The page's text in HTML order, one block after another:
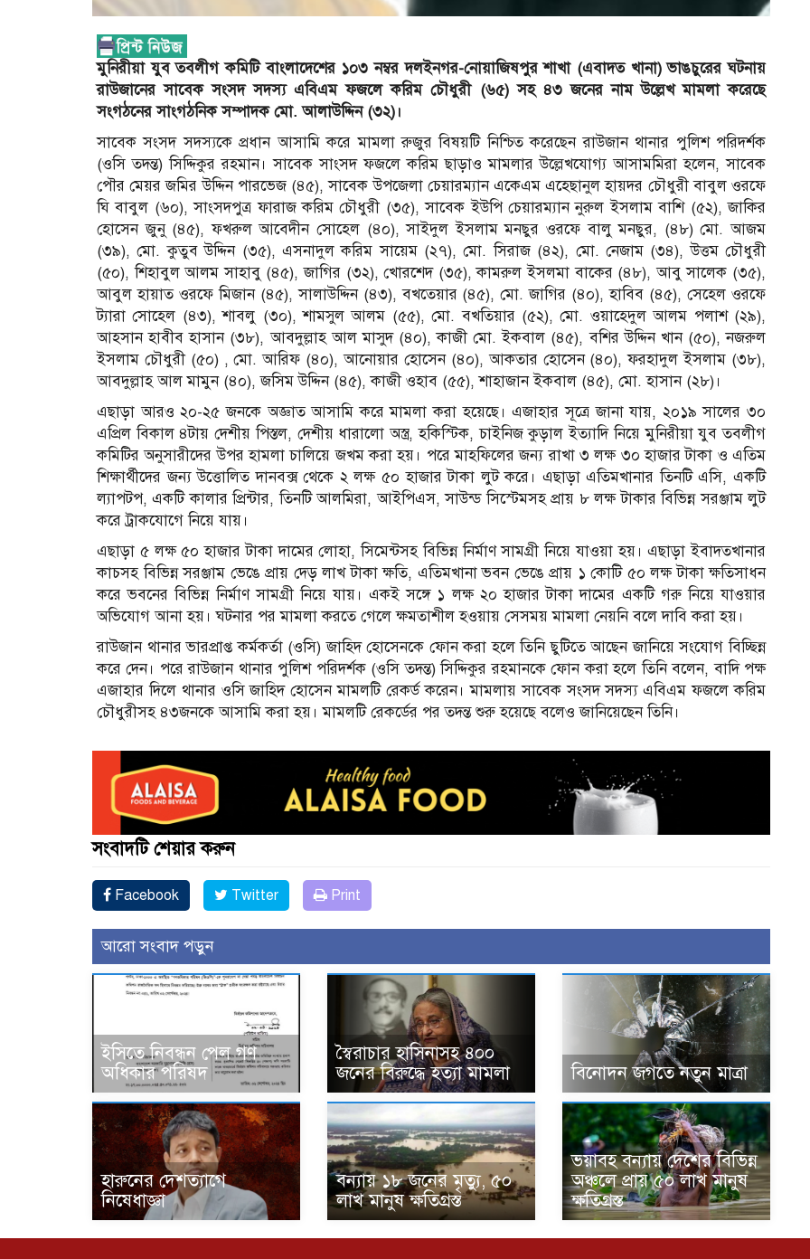
মুনিরীয়া যুব তবলীগ কমিটি বাংলাদেশের ১০৩ নম্বর দলইনগর-নোয়াজিষপুর শাখা (এবাদত খানা) ভাঙচুরের ঘটনায়
রাউজানের সাবেক সংসদ সদস্য এবিএম ফজলে করিম চৌধুরী (৬৫) সহ ৪৩ জনের নাম উল্লেখ মামলা করেছে
সংগঠনের সাংগঠনিক সম্পাদক মো. আলাউদ্দিন (৩২)।
সাবেক সংসদ সদস্যকে প্রধান আসামি করে মামলা রুজুর বিষয়টি নিশ্চিত করেছেন রাউজান থানার পুলিশ পরিদর্শক
(ওসি তদন্ত) সিদ্দিকুর রহমান। সাবেক সাংসদ ফজলে করিম ছাড়াও মামলার উল্লেখযোগ্য আসামমিরা হলেন, সাবেক
পৌর মেয়র জমির উদ্দিন পারভেজ (৪৫), সাবেক উপজেলা চেয়ারম্যান একেএম এহেছানুল হায়দর চৌধুরী বাবুল ওরফে
ঘি বাবুল (৬০), সাংসদপুত্র ফারাজ করিম চৌধুরী (৩৫), সাবেক ইউপি চেয়ারম্যান নুরুল ইসলাম বাশি (৫২), জাকির
হোসেন জুনু (৪৫), ফখরুল আবেদীন সোহেল (৪০), সাইদুল ইসলাম মনছুর ওরফে বালু মনছুর, (৪৮) মো. আজম
(৩৯), মো. কুতুব উদ্দিন (৩৫), এসনাদুল করিম সায়েম (২৭), মো. সিরাজ (৪২), মো. নেজাম (৩৪), উত্তম চৌধুরী
(৫০), শিহাবুল আলম সাহাবু (৪৫), জাগির (৩২), খোরশেদ (৩৫), কামরুল ইসলমা বাকের (৪৮), আবু সালেক (৩৫),
আবুল হায়াত ওরফে মিজান (৪৫), সালাউদ্দিন (৪৩), বখতেয়ার (৪৫), মো. জাগির (৪০), হাবিব (৪৫), সেহেল ওরফে
ট্যারা সোহেল (৪৩), শাবলু (৩০), শামসুল আলম (৫৫), মো. বখতিয়ার (৫২), মো. ওয়াহেদুল আলম পলাশ (২৯),
আহসান হাবীব হাসান (৩৮), আবদুল্লাহ আল মাসুদ (৪০), কাজী মো. ইকবাল (৪৫), বশির উদ্দিন খান (৫০), নজরুল
ইসলাম চৌধুরী (৫০) , মো. আরিফ (৪০), আনোয়ার হোসেন (৪০), আকতার হোসেন (৪০), ফরহাদুল ইসলাম (৩৮),
আবদুল্লাহ আল মামুন (৪০), জসিম উদ্দিন (৪৫), কাজী ওহাব (৫৫), শাহাজান ইকবাল (৪৫), মো. হাসান (২৮)।
এছাড়া আরও ২০-২৫ জনকে অজ্ঞাত আসামি করে মামলা করা হয়েছে। এজাহার সূত্রে জানা যায়, ২০১৯ সালের ৩০
এপ্রিল বিকাল ৪টায় দেশীয় পিস্তল, দেশীয় ধারালো অস্ত্র, হকিস্টিক, চাইনিজ কুড়াল ইত্যাদি নিয়ে মুনিরীয়া যুব তবলীগ
কমিটির অনুসারীদের উপর হামলা চালিয়ে জখম করা হয়। পরে মাহফিলের জন্য রাখা ৩ লক্ষ ৩০ হাজার টাকা ও এতিম
শিক্ষার্থীদের জন্য উত্তোলিত দানবক্স থেকে ২ লক্ষ ৫০ হাজার টাকা লুট করে। এছাড়া এতিমখানার তিনটি এসি, একটি
ল্যাপটপ, একটি কালার প্রিন্টার, তিনটি আলমিরা, আইপিএস, সাউন্ড সিস্টেমসহ প্রায় ৮ লক্ষ টাকার বিভিন্ন সরঞ্জাম লুট
করে ট্রাকযোগে নিয়ে যায়।
এছাড়া ৫ লক্ষ ৫০ হাজার টাকা দামের লোহা, সিমেন্টসহ বিভিন্ন নির্মাণ সামগ্রী নিয়ে যাওয়া হয়। এছাড়া ইবাদতখানার
কাচসহ বিভিন্ন সরঞ্জাম ভেঙে প্রায় দেড় লাখ টাকা ক্ষতি, এতিমখানা ভবন ভেঙে প্রায় ১ কোটি ৫০ লক্ষ টাকা ক্ষতিসাধন
করে ভবনের বিভিন্ন নির্মাণ সামগ্রী নিয়ে যায়। একই সঙ্গে ১ লক্ষ ২০ হাজার টাকা দামের একটি গরু নিয়ে যাওয়ার
অভিযোগ আনা হয়। ঘটনার পর মামলা করতে গেলে ক্ষমতাশীল হওয়ায় সেসময় মামলা নেয়নি বলে দাবি করা হয়।
রাউজান থানার ভারপ্রাপ্ত কর্মকর্তা (ওসি) জাহিদ হোসেনকে ফোন করা হলে তিনি ছুটিতে আছেন জানিয়ে সংযোগ বিচ্ছিন্ন
করে দেন। পরে রাউজান থানার পুলিশ পরিদর্শক (ওসি তদন্ত) সিদ্দিকুর রহমানকে ফোন করা হলে তিনি বলেন, বাদি পক্ষ
এজাহার দিলে থানার ওসি জাহিদ হোসেন মামলটি রেকর্ড করেন। মামলায় সাবেক সংসদ সদস্য এবিএম ফজলে করিম
চৌধুরীসহ ৪৩জনকে আসামি করা হয়। মামলটি রেকর্ডের পর তদন্ত শুরু হয়েছে বলেও জানিয়েছেন তিনি।
সংবাদটি শেয়ার করুন
Facebook Twitter Print
আরো সংবাদ পড়ুন
ইসিতে নিবন্ধন পেল গণ
অধিকার পরিষদ
স্বৈরাচার হাসিনাসহ ৪০০
জনের বিরুদ্ধে হত্যা মামলা
বিনোদন জগতে নতুন মাত্রা
হারুনের দেশত্যাগে
নিষেধাজ্ঞা
বন্যায় ১৮ জনের মৃত্যু, ৫০
লাখ মানুষ ক্ষতিগ্রস্ত
ভয়াবহ বন্যায় দেশের বিভিন্ন
অঞ্চলে প্রায় ৫০ লাখ মানুষ
ক্ষতিগ্রস্ত